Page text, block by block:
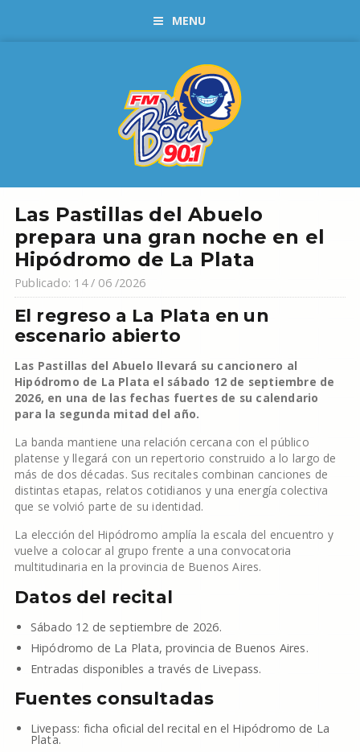
MENU
Las Pastillas del Abuelo
prepara una gran noche en el
Hipódromo de La Plata
Publicado: 14 / 06 /2026
El regreso a La Plata en un
escenario abierto
Las Pastillas del Abuelo llevará su cancionero al
Hipódromo de La Plata el sábado 12 de septiembre de
2026, en una de las fechas fuertes de su calendario
para la segunda mitad del año.
La banda mantiene una relación cercana con el público
platense y llegará con un repertorio construido a lo largo de
más de dos décadas. Sus recitales combinan canciones de
distintas etapas, relatos cotidianos y una energía colectiva
que se volvió parte de su identidad.
La elección del Hipódromo amplía la escala del encuentro y
vuelve a colocar al grupo frente a una convocatoria
multitudinaria en la provincia de Buenos Aires.
Datos del recital
Sábado 12 de septiembre de 2026.
Hipódromo de La Plata, provincia de Buenos Aires.
Entradas disponibles a través de Livepass.
Fuentes consultadas
Livepass: ficha oficial del recital en el Hipódromo de La
Plata.